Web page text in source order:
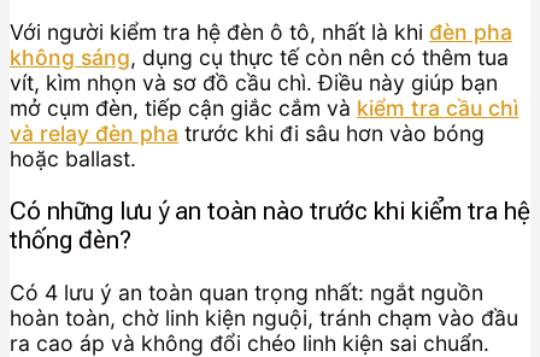
Với người kiểm tra hệ đèn ô tô, nhất là khi đèn pha
không sáng, dụng cụ thực tế còn nên có thêm tua
vít, kìm nhọn và sơ đồ cầu chì. Điều này giúp bạn
mở cụm đèn, tiếp cận giắc cắm và kiểm tra cầu chì
và relay đèn pha trước khi đi sâu hơn vào bóng
hoặc ballast.
Có những lưu ý an toàn nào trước khi kiểm tra hệ
thống đèn?
Có 4 lưu ý an toàn quan trọng nhất: ngắt nguồn
hoàn toàn, chờ linh kiện nguội, tránh chạm vào đầu
ra cao áp và không đổi chéo linh kiện sai chuẩn.